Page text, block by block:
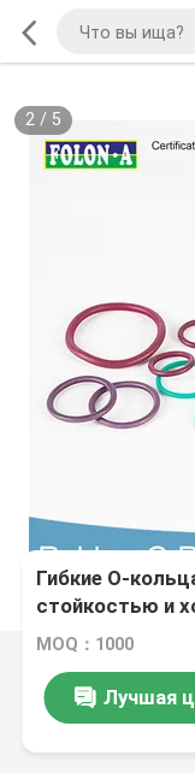
2/ 5
Гибкие О-
стойкостью и
MOQ：1000
Лучшая